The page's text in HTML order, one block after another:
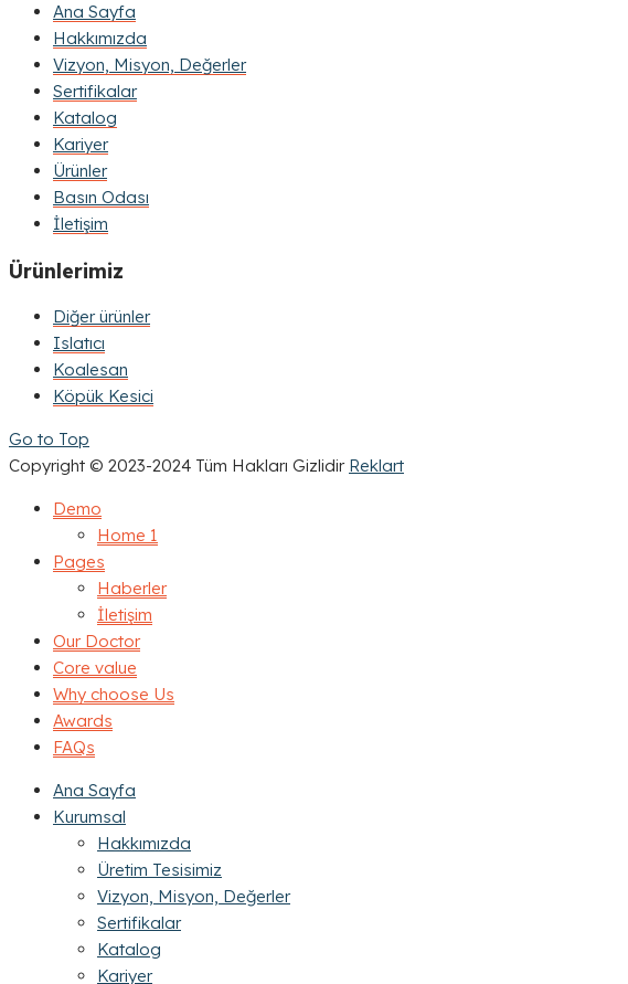
Ana Sayfa
Hakkımızda
Vizyon, Misyon, Değerler
Sertifikalar
Katalog
Kariyer
Ürünler
Basın Odası
İletişim
Ürünlerimiz
Diğer ürünler
Islatıcı
Koalesan
Köpük Kesici
Go to Top
Copyright © 2023-2024 Tüm Hakları Gizlidir Reklart
Demo
Home 1
Pages
Haberler
İletişim
Our Doctor
Core value
Why choose Us
Awards
FAQs
Ana Sayfa
Kurumsal
Hakkımızda
Üretim Tesisimiz
Vizyon, Misyon, Değerler
Sertifikalar
Katalog
Kariyer